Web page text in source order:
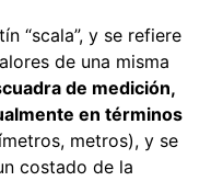
“scala”, y se refiere
de una misma
de medición,
en términos
metros), y se
costado de la